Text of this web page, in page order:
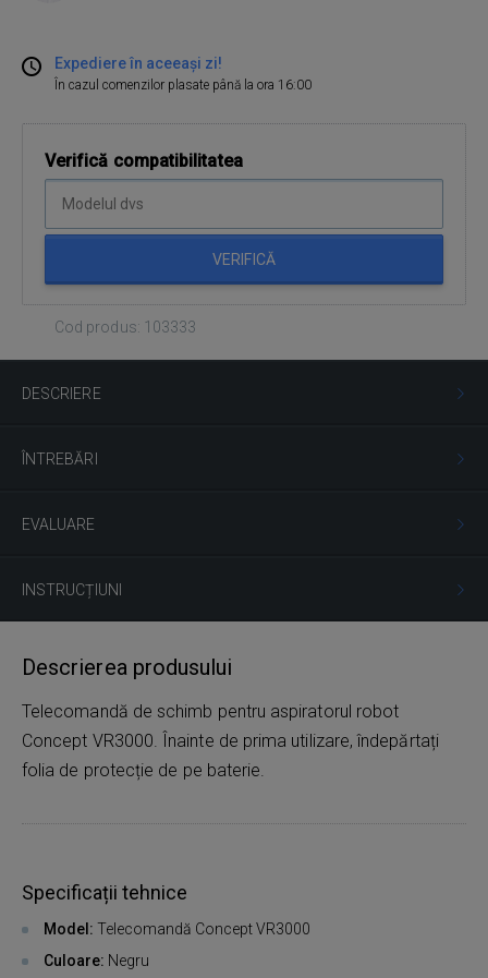
Expediere în aceeași zi!
În cazul comenzilor plasate până la ora 16:00
Verifică compatibilitatea
VERIFICĂ
Cod produs: 103333
DESCRIERE
ÎNTREBĂRI
EVALUARE
INSTRUCȚIUNI
Descrierea produsului
Telecomandă de schimb pentru aspiratorul robot
Concept VR3000. Înainte de prima utilizare, îndepărtați
folia de protecție de pe baterie.
Specificații tehnice
Model: Telecomandă Concept VR3000
Culoare: Negru